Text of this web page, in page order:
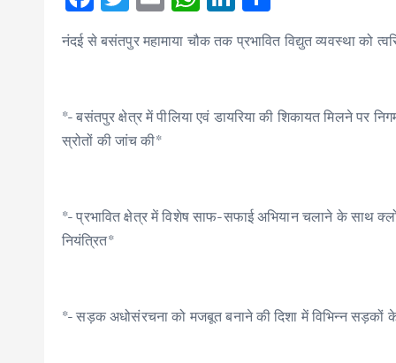
ac
e
o
o
it
r
ai at
A
k
dI
h
ar
नंदई से बसंतपुर महामाया चौक तक प्रभावित विद्युत व्यवस्था को
*- बसंतपुर क्षेत्र में पीलिया एवं डायरिया की शिकायत मिलने पर
स्रोतों की जांच की*
*- प्रभावित क्षेत्र में विशेष साफ-सफाई अभियान चलाने के साथ
नियंत्रित*
*- सड़क अधोसंरचना को मजबूत बनाने की दिशा में विभिन्न सड़कों